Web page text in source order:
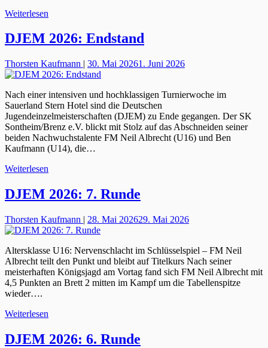
Weiterlesen
DJEM 2026: Endstand
Thorsten Kaufmann | 30. Mai 20261. Juni 2026
Nach einer intensiven und hochklassigen Turnierwoche im
Sauerland Stern Hotel sind die Deutschen
Jugendeinzelmeisterschaften (DJEM) zu Ende gegangen. Der SK
Sontheim/Brenz e.V. blickt mit Stolz auf das Abschneiden seiner
beiden Nachwuchstalente FM Neil Albrecht (U16) und Ben
Kaufmann (U14), die…
Weiterlesen
DJEM 2026: 7. Runde
Thorsten Kaufmann | 28. Mai 202629. Mai 2026
Altersklasse U16: Nervenschlacht im Schlüsselspiel – FM Neil
Albrecht teilt den Punkt und bleibt auf Titelkurs Nach seiner
meisterhaften Königsjagd am Vortag fand sich FM Neil Albrecht mit
4,5 Punkten an Brett 2 mitten im Kampf um die Tabellenspitze
wieder….
Weiterlesen
DJEM 2026: 6. Runde